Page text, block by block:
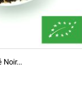
Noir...